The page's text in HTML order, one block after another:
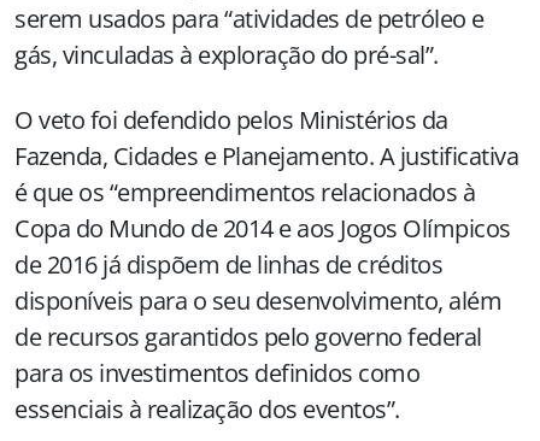
serem usados para “atividades de petróleo e
gás, vinculadas à exploração do pré-sal”.
O veto foi defendido pelos Ministérios da
Fazenda, Cidades e Planejamento. A justificativa
é que os “empreendimentos relacionados à
Copa do Mundo de 2014 e aos Jogos Olímpicos
de 2016 já dispõem de linhas de créditos
disponíveis para o seu desenvolvimento, além
de recursos garantidos pelo governo federal
para os investimentos definidos como
essenciais à realização dos eventos”.